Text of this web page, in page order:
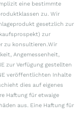
eine bestimmte
zu. Wir
gesetzlich zur
zur
zu konsultieren.Wir
Angemessenheit,
zur Verfügung gestellten
veröffentlichten Inhalte
dies auf eigenes
Haftung für etwaige
aus. Eine Haftung für